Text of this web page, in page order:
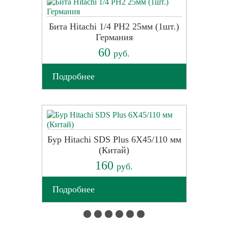
Бита Hitachi 1/4 PH2 25мм (1шт.)
Германия
60 руб.
Подробнее
Бур Hitachi SDS Plus 6X45/110 мм
(Китай)
160 руб.
Подробнее